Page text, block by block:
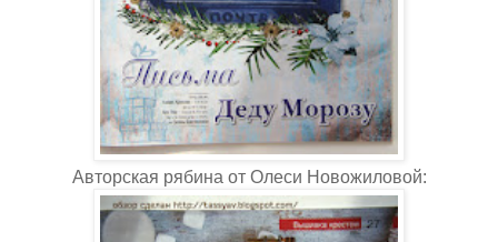
Авторская рябина от Олеси Новожиловой: